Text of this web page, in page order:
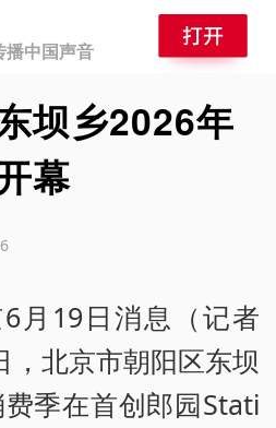
播中国声音
坝乡2026年
幕
月19日消息（记者
，北京市朝阳区东坝
季在首创郎园Stati